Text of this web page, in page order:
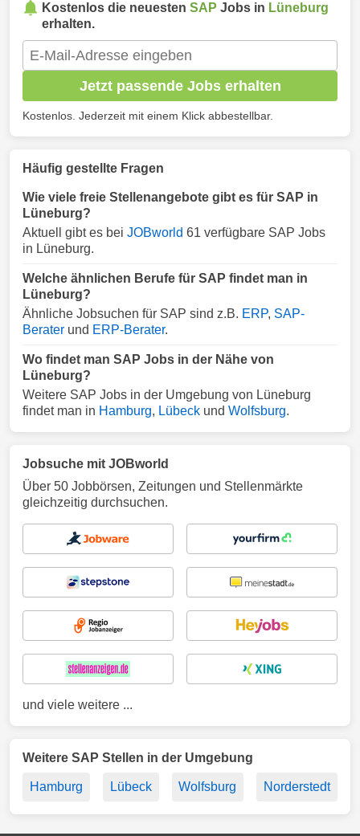
Kostenlos die neuesten SAP Jobs in Lüneburg
erhalten.
Jetzt passende Jobs erhalten
Kostenlos. Jederzeit mit einem Klick abbestellbar.
Häufig gestellte Fragen
Wie viele freie Stellenangebote gibt es für SAP in
Lüneburg?
Aktuell gibt es bei JOBworld 61 verfügbare SAP Jobs
in Lüneburg.
Welche ähnlichen Berufe für SAP findet man in
Lüneburg?
Ähnliche Jobsuchen für SAP sind z.B. ERP, SAP-
Berater und ERP-Berater.
Wo findet man SAP Jobs in der Nähe von
Lüneburg?
Weitere SAP Jobs in der Umgebung von Lüneburg
findet man in Hamburg, Lübeck und Wolfsburg.
Jobsuche mit JOBworld
Über 50 Jobbörsen, Zeitungen und Stellenmärkte
gleichzeitig durchsuchen.
und viele weitere ...
Weitere SAP Stellen in der Umgebung
Hamburg Lübeck Wolfsburg Norderstedt